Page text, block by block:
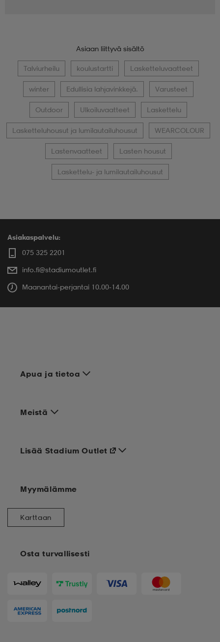
Asiaan liittyvä sisältö
Talviurheilu koulustartti Lasketteluvaatteet
winter Edullisia lahjavinkkejä. Varusteet
Outdoor Ulkoiluvaatteet Laskettelu
Lasketteluhousut ja lumilautailuhousut WEARCOLOUR
Lastenvaatteet Lasten housut
Laskettelu- ja lumilautailuhousut
Asiakaspalvelu:
075 325 2201
info.fi@stadiumoutlet.fi
Maanantai-perjantai 10.00-14.00
Apua ja tietoa
Meistä
Osta turvallisesti
Lisää Stadium Outlet
Myymälämme
Karttaan